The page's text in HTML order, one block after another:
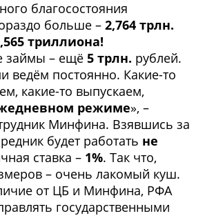
благосостояния
больше – 2,764 трлн.
триллиона!
займы – ещё 5 трлн. рублей.
ведём постоянно. Какие-то
какие-то выпускаем,
режиме», –
Минфина. Взявшись за
будет работать не
ставка – 1%. Так что,
– очень лакомый куш.
от ЦБ и Минфина, РФА
государственными